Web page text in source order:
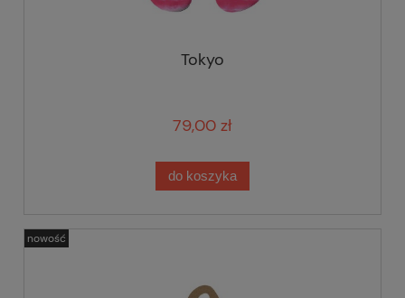
Tokyo
79,00 zł
do koszyka
nowość